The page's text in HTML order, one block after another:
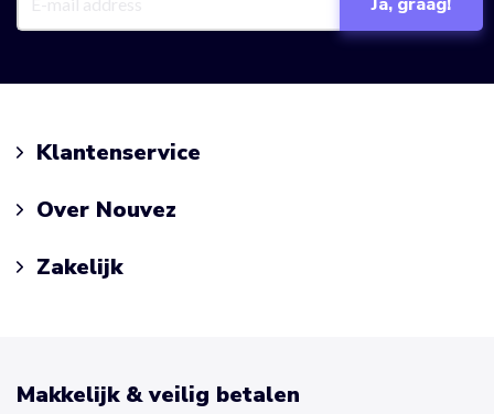
Klantenservice
Over Nouvez
Zakelijk
Makkelijk & veilig betalen